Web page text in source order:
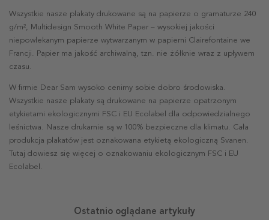
Wszystkie nasze plakaty drukowane są na papierze o gramaturze 240
g/m², Multidesign Smooth White Paper – wysokiej jakości
niepowlekanym papierze wytwarzanym w papierni Clairefontaine we
Francji. Papier ma jakość archiwalną, tzn. nie żółknie wraz z upływem
czasu.
W firmie Dear Sam wysoko cenimy sobie dobro środowiska.
Wszystkie nasze plakaty są drukowane na papierze opatrzonym
etykietami ekologicznymi FSC i EU Ecolabel dla odpowiedzialnego
leśnictwa. Nasze drukarnie są w 100% bezpieczne dla klimatu. Cała
produkcja plakatów jest oznakowana etykietą ekologiczną Svanen.
Tutaj dowiesz się więcej o oznakowaniu ekologicznym FSC i EU
Ecolabel.
Ostatnio oglądane artykuły